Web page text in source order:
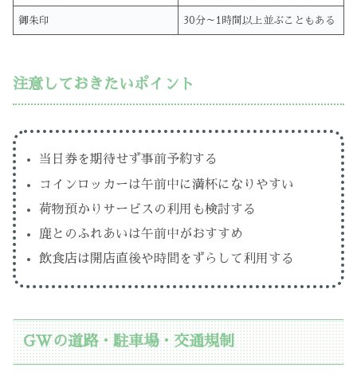
御朱印 30分～1時間以上並ぶこともある
注意しておきたいポイント
当日券を期待せず事前予約する
コインロッカーは午前中に満杯になりやすい
荷物預かりサービスの利用も検討する
鹿とのふれあいは午前中がおすすめ
飲食店は開店直後や時間をずらして利用する
GWの道路・駐車場・交通規制